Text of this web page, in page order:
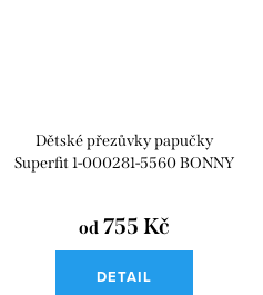
Dětské přezůvky papučky
Superfit 1-000281-5560 BONNY
od 755 Kč
DETAIL